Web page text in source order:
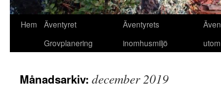
Hoppa
Hem
Äventyret
Grovplanering
Äventyrets
inomhusmiljö
Månadsarkiv: december 2019